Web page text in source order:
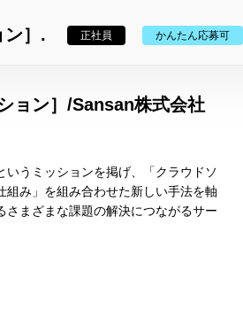
ン］. 正社員 かんたん応募可
ョン］/Sansan株式会社
うミッションを掲げ、「クラウドソ
み」を組み合わせた新しい手法を軸
まざまな課題の解決につながるサー